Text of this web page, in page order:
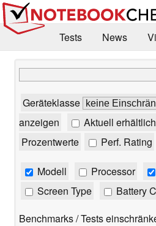
Tests News
Forum
Geräteklasse
anzeigen
Aktuell
Prozentwerte
Perf. Rating
Modell Processor
Screen Type
Battery
Benchmarks / Tests